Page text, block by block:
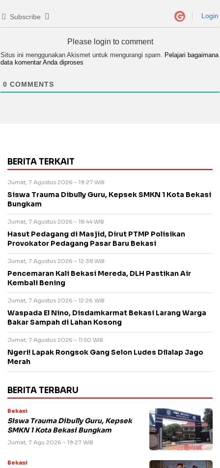
Subscribe Login
Please login to comment
Situs ini menggunakan Akismet untuk mengurangi spam. Pelajari bagaimana
data komentar Anda diproses
0 COMMENTS
BERITA TERKAIT
Jumat, 7 Agustus 2026 - 19:27 WIB
Siswa Trauma Dibully Guru, Kepsek SMKN 1 Kota Bekasi
Bungkam
Jumat, 7 Agustus 2026 - 18:44 WIB
Hasut Pedagang di Masjid, Dirut PTMP Polisikan
Provokator Pedagang Pasar Baru Bekasi
Jumat, 7 Agustus 2026 - 12:38 WIB
Pencemaran Kali Bekasi Mereda, DLH Pastikan Air
Kembali Bening
Jumat, 7 Agustus 2026 - 12:26 WIB
Waspada El Nino, Disdamkarmat Bekasi Larang Warga
Bakar Sampah di Lahan Kosong
Jumat, 7 Agustus 2026 - 11:50 WIB
Ngeri! Lapak Rongsok Gang Selon Ludes Dilalap Jago
Merah
BERITA TERBARU
Bekasi
Siswa Trauma Dibully Guru, Kepsek
SMKN 1 Kota Bekasi Bungkam
Jumat, 7 Agu 2026 - 19:27 WIB
Bekasi